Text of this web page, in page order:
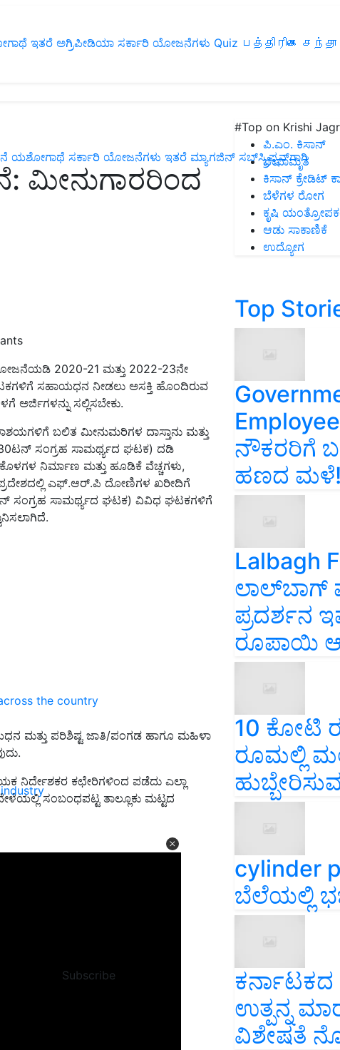
ಇತರೆ ಅಗ್ರಿಪೀಡಿಯಾ ಸರ್ಕಾರಿ ಯೋಜನೆಗಳು Quiz பத்திரிகை சந்தா
ಯಶೋಗಾಥೆ ಸರ್ಕಾರಿ ಯೋಜನೆಗಳು ಇತರೆ ಮ್ಯಾಗಜಿನ್‌ ಸಬ್‌ಸ್ಕ್ರಿಪ್ಷನ್‌ಗಾಗಿ
the country
Subscribe
ಮೀನುಗಾರರಿಂದ
2020-21 ಮತ್ತು 2022-23ನೇ
ಸಹಾಯಧನ ನೀಡಲು ಅಸಕ್ತಿ ಹೊಂದಿರುವ
ಅರ್ಜಿಗಳನ್ನು ಸಲ್ಲಿಸಬೇಕು.
ಬಲಿತ ಮೀನುಮರಿಗಳ ದಾಸ್ತಾನು ಮತ್ತು
30ಟನ್ ಸಂಗ್ರಹ ಸಾಮರ್ಥ್ಯದ ಘಟಕ) ದಡಿ
ನಿರ್ಮಾಣ ಮತ್ತು ಹೂಡಿಕೆ ವೆಚ್ಚಗಳು,
ಎಫ್.ಆರ್.ಪಿ ದೋಣಿಗಳ ಖರೀದಿಗೆ
ಸಂಗ್ರಹ ಸಾಮರ್ಥ್ಯದ ಘಟಕ) ವಿವಿಧ ಘಟಕಗಳಿಗೆ
ಮತ್ತು ಪರಿಶಿಷ್ಟ ಜಾತಿ/ಪಂಗಡ ಹಾಗೂ ಮಹಿಳಾ
ನಿರ್ದೇಶಕರ ಕಛೇರಿಗಳಿಂದ ಪಡೆದು ಎಲ್ಲಾ
ಸಂಬಂಧಪಟ್ಟ ತಾಲ್ಲೂಕು ಮಟ್ಟದ
#Top on Krishi
ಪಿ.ಎಂ. ಕಿಸಾನ್
ಜೀವಾಮೃತ
ಕಿಸಾನ್ ಕ್ರೇಡಿಟ್
ಬೆಳೆಗಳ ರೋಗ
ಕೃಷಿ
ಆಡು ಸಾಕಾಣಿಕೆ
ಉದ್ಯೋಗ
Top
ನೌಕರರಿಗೆ
ಹಣದ ಮಳೆ!
Lalbagh
ಲಾಲ್‌ಬಾಗ್
ಪ್ರದರ್ಶನ
ರೂಪಾಯಿ
10 ಕೋಟಿ
ರೂಮಲ್ಲಿ
cylinder
ಬೆಲೆಯಲ್ಲಿ
ಉತ್ಪನ್ನ
ವಿಶೇಷತೆ